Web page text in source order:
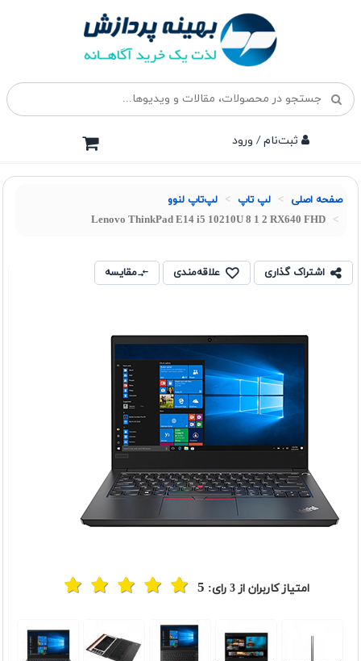
ثبت‌نام / ورود
صفحه اصلی لپ تاپ لپ‌تاپ لنوو
Lenovo ThinkPad E14 i5 10210U 8 1 2 RX640 FHD
اشتراک گذاری علاقه‌مندی مقایسه
امتیاز کاربران از3 رای: 5